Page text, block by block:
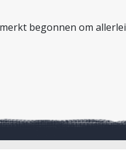
begonnen om allerlei